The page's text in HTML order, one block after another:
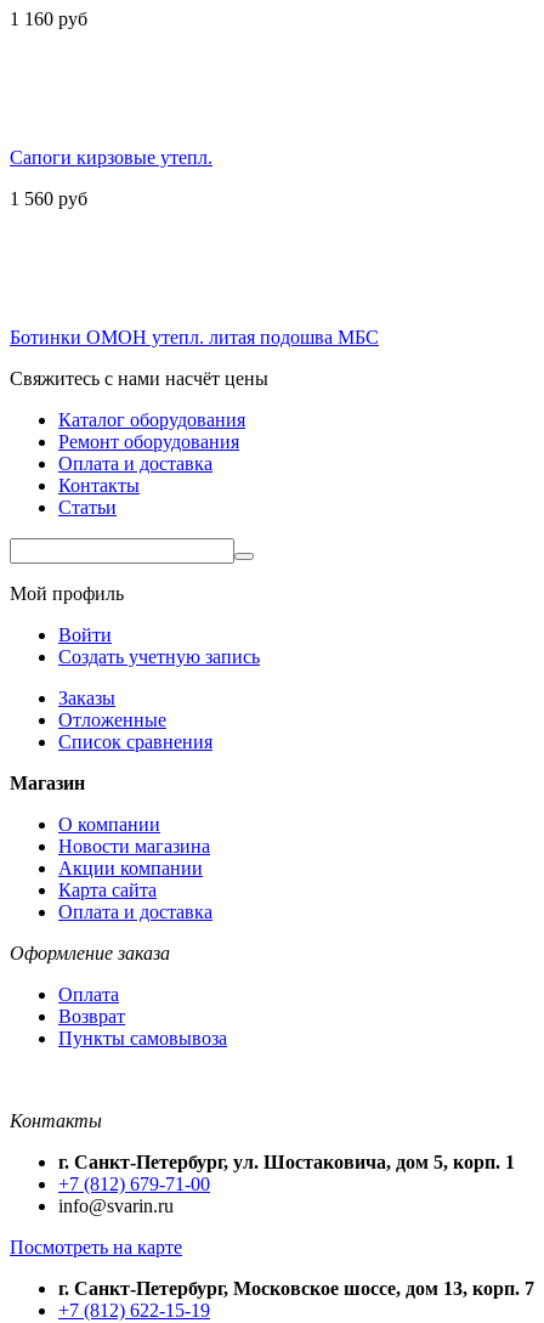
1 160 руб
Сапоги кирзовые утепл.
1 560 руб
Ботинки ОМОН утепл. литая подошва МБС
Свяжитесь с нами насчёт цены
Каталог оборудования
Ремонт оборудования
Оплата и доставка
Контакты
Статьи
Мой профиль
Войти
Создать учетную запись
Заказы
Отложенные
Список сравнения
Магазин
О компании
Новости магазина
Акции компании
Карта сайта
Оплата и доставка
Оформление заказа
Оплата
Возврат
Пункты самовывоза
Контакты
г. Санкт-Петербург, ул. Шостаковича, дом 5, корп. 1
+7 (812) 679-71-00
info@svarin.ru
Посмотреть на карте
г. Санкт-Петербург, Московское шоссе, дом 13, корп. 7
+7 (812) 622-15-19